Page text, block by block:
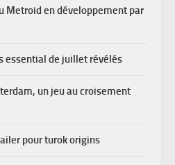
Metroid en développement par
essential de juillet révélés
un jeu au croisement
pour turok origins